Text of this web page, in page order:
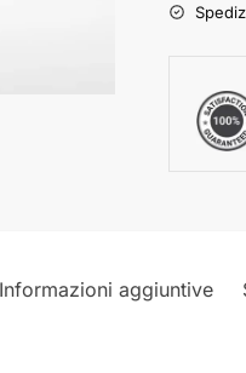
Informazioni aggiuntive